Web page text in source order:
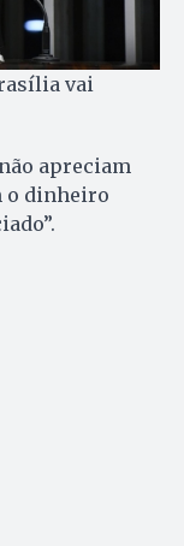
vai
apreciam
o dinheiro